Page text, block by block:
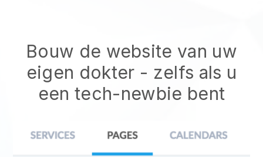
Bouw de website van uw
eigen dokter - zelfs als u
een tech-newbie bent